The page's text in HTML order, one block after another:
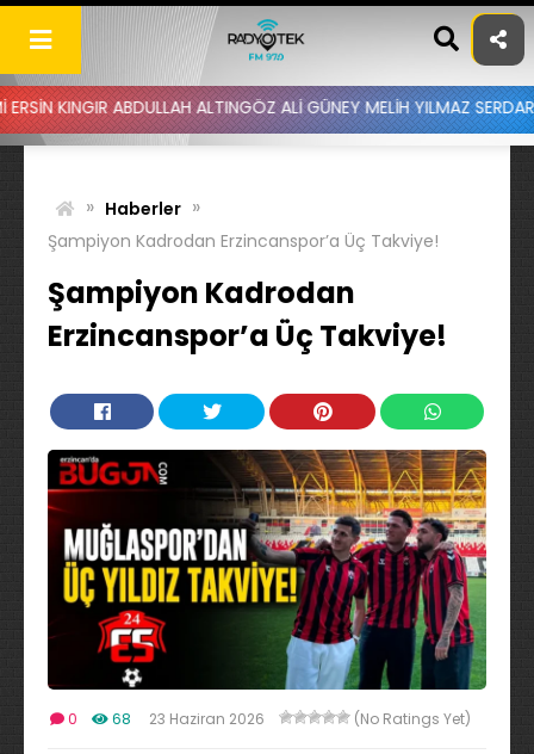
Skip
content
ALTINGÖZ ALİ GÜNEY MELİH YILMAZ SERDAR AYDIN
» Haberler »
Şampiyon Kadrodan Erzincanspor’a Üç Takviye!
Şampiyon Kadrodan
Erzincanspor’a Üç Takviye!
0 68 23 Haziran 2026 (No Ratings Yet)